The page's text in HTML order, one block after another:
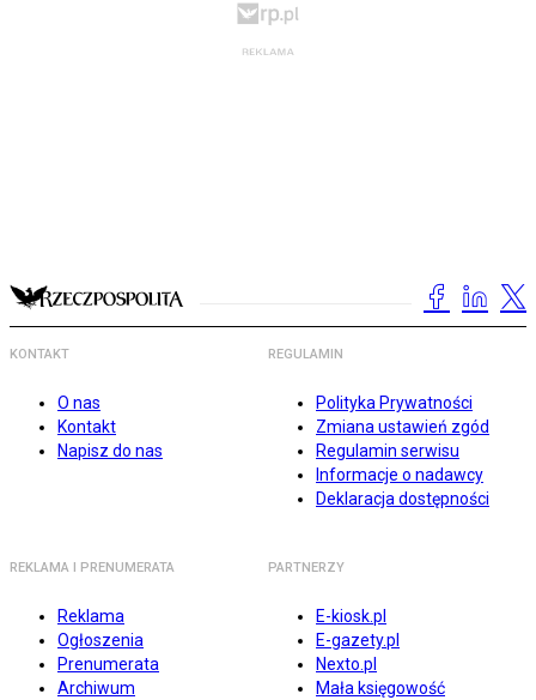
KONTAKT
O nas
Kontakt
Napisz do nas
REGULAMIN
Polityka Prywatności
Zmiana ustawień zgód
Regulamin serwisu
Informacje o nadawcy
Deklaracja dostępności
REKLAMA I PRENUMERATA
Reklama
Ogłoszenia
Prenumerata
Archiwum
PARTNERZY
E-kiosk.pl
E-gazety.pl
Nexto.pl
Mała księgowość